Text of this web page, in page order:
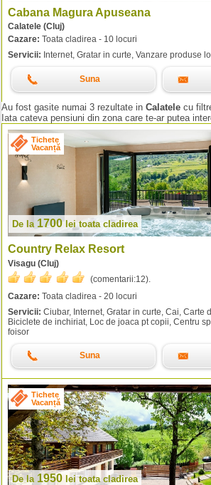
Cabana Magura Apuseana
Calatele (Cluj)
Cazare: Toata cladirea - 10 locuri
Servicii: Internet, Gratar in curte, Vanzare produse
Suna
Au fost gasite numai 3 rezultate in Calatele cu
Iata cateva pensiuni din zona care te-ar putea
Tichete
Vacanță
De la 1700leitoata cladirea
Country Relax Resort
Visagu (Cluj)
(comentarii:12).
Cazare: Toata cladirea - 20 locuri
Servicii: Ciubar, Internet, Gratar in curte, Cai, Carte
Biciclete de inchiriat, Loc de joaca pt copii, Centru
foisor
Suna
Tichete
Vacanță
De la 1950 leitoata cladirea